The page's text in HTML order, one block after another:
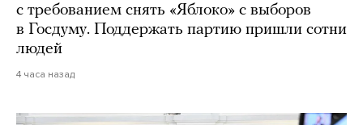
с требованием снять «Яблоко» с выборов
в Госдуму. Поддержать партию пришли сотни
людей
4 часа назад